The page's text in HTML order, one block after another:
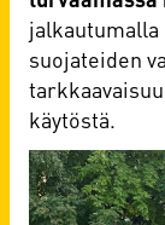
jalkautumalla
suojateiden
käytöstä.